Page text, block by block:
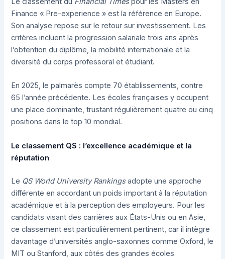
Finance « Pre-experience » est la référence en Europe.
Son analyse repose sur le retour sur investissement. Les
critères incluent la progression salariale trois ans après
l’obtention du diplôme, la mobilité internationale et la
diversité du corps professoral et étudiant.
En 2025, le palmarès compte 70 établissements, contre
65 l’année précédente. Les écoles françaises y occupent
une place dominante, trustant régulièrement quatre ou cinq
positions dans le top 10 mondial.
Le classement QS : l’excellence académique et la
réputation
Le QS World University Rankingsadopte une approche
différente en accordant un poids important à la réputation
académique et à la perception des employeurs. Pour les
candidats visant des carrières aux États-Unis ou en Asie,
ce classement est particulièrement pertinent, car il intègre
davantage d’universités anglo-saxonnes comme Oxford, le
MIT ou Stanford, aux côtés des grandes écoles